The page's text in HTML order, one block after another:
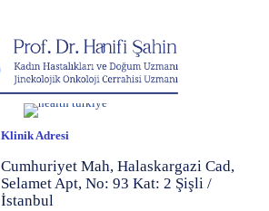
Klinik Adresi
Cumhuriyet Mah, Halaskargazi Cad,
Selamet Apt, No: 93 Kat: 2 Şişli /
İstanbul